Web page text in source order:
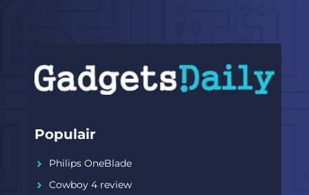
Populair
Philips OneBlade
Cowboy 4 review